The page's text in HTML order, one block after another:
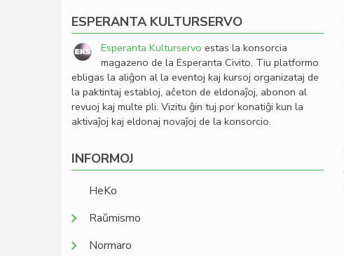
ESPERANTA KULTURSERVO
Esperanta Kulturservo estas la konsorcia
magazeno de la Esperanta Civito. Tiu platformo
ebligas la aliĝon al la eventoj kaj kursoj organizataj de
la paktintaj establoj, aĉeton de eldonaĵoj, abonon al
revuoj kaj multe pli. Vizitu ĝin tuj por konatiĝi kun la
aktivaĵoj kaj eldonaj novaĵoj de la konsorcio.
INFORMOJ
HeKo
Raŭmismo
Normaro